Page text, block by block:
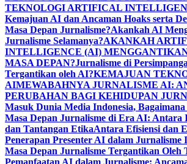
TEKNOLOGI ARTIFICAL
Kemajuan AI dan Ancaman Hoaks serta
Masa Depan Jurnalisme?Akankah AI
Jurnalisme Selamanya?AKANKAH
INTELLIGENCE (AI)
MASA DEPAN?Jurnalisme di
Tergantikan oleh AI?KEMAJUAN
AIMEWABAHNYA JURNALISME AI:
PERUBAHAN BAGI KEHIDUPAN
Masuk Dunia Media Indonesia,
Masa Depan Jurnalisme di Era AI: Antara
dan Tantangan EtikaAntara Efisiensi dan
Penerapan Presenter AI dalam Jurnalisme
Masa Depan Jurnalisme Tergantikan Oleh